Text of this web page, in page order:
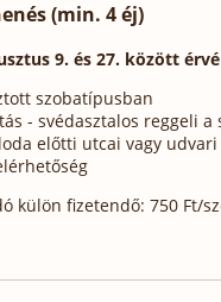
(min. 4 éj)
9. és 27. között
szobatípusban
- svédasztalos reggeli
előtti utcai vagy
külön fizetendő: 750 Ft/